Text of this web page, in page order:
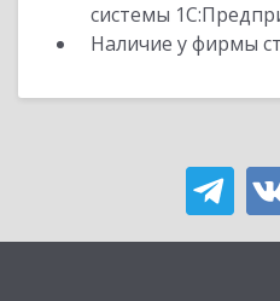
системы
Наличие у фирмы